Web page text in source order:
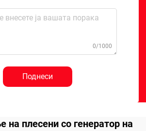
0/1000
Поднеси
на плесени со генератор на